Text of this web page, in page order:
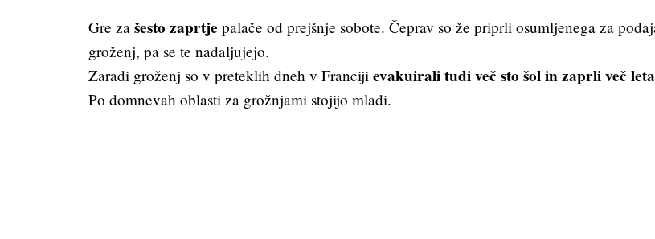
Gre za šesto zaprtje palače od prejšnje sobote. Čeprav so že priprli osumljenega za
groženj, pa se te nadaljujejo.
Zaradi groženj so v preteklih dneh v Franciji evakuirali tudi več sto šol in zaprli več
Po domnevah oblasti za grožnjami stojijo mladi.